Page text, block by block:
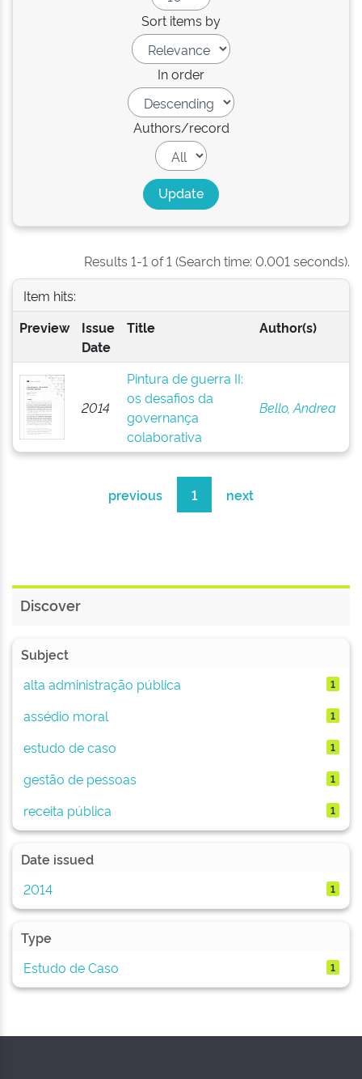
Sort items by
In order
Authors/record
Results 1-1 of 1 (Search time: 0.001 seconds).
Item hits:
Preview
Issue
Date
Title Author(s)
2014
Pintura de guerra II:
os desafios da
governança
colaborativa
Bello, Andrea
previous 1 next
Discover
Subject
alta administração pública
1
assédio moral 1
estudo de caso 1
gestão de pessoas 1
receita pública 1
Date issued
2014
1
Type
Estudo de Caso
1